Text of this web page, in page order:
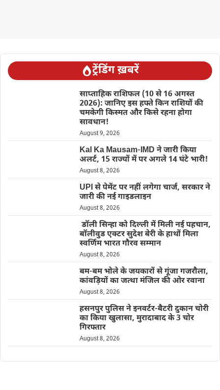
ट्रेंडिंग ख़बरें
साप्ताहिक राशिफल (10 से 16 अगस्त
2026): जानिए इस हफ्ते किन राशियों की
चमकेगी किस्मत और किसे रहना होगा
सावधान!
August 9, 2026
Kal Ka Mausam-IMD ने जारी किया
अलर्ट, 15 राज्यों में पर अगले 14 घंटे भारी!
August 8, 2026
UPI से पेमेंट पर नहीं लगेगा चार्ज, सरकार ने
जारी की नई गाइडलाइन
August 8, 2026
डॉली सिन्हा को दिल्ली में मिली नई पहचान,
बॉलीवुड एक्टर सुदेश बेरी के हाथों मिला
स्वर्णिम भारत गौरव सम्मान
August 8, 2026
बम-बम भोले के जयकारों से गूंजा गजरौला,
कांवड़ियों का जत्था मंजिल की ओर रवाना
August 8, 2026
हसनपुर पुलिस ने इनवर्टर-बैटरी दुकान चोरी
का किया खुलासा, मुरादाबाद के 3 चोर
गिरफ्तार
August 8, 2026